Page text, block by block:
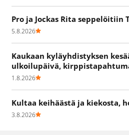
Pro ja Jockas Rita seppelöitiin
5.8.2026
Kaukaan kyläyhdistyksen
ulkoilupäivä,
1.8.2026
Kultaa keihäästä ja kiekosta,
3.8.2026